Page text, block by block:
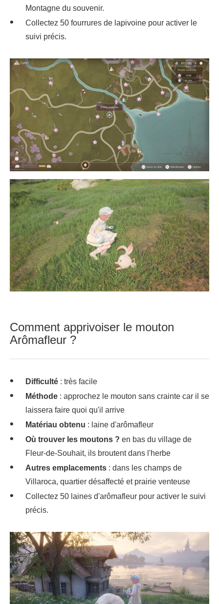
Montagne du souvenir.
Collectez 50 fourrures de lapivoine pour activer le
suivi précis.
Comment apprivoiser le mouton
Arômafleur ?
Difficulté : très facile
Méthode : approchez le mouton sans crainte car il se
laissera faire quoi qu'il arrive
Matériau obtenu : laine d'arômafleur
Où trouver les moutons ? en bas du village de
Fleur-de-Souhait, ils broutent dans l'herbe
Autres emplacements : dans les champs de
Villaroca, quartier désaffecté et prairie venteuse
Collectez 50 laines d'arômafleur pour activer le suivi
précis.